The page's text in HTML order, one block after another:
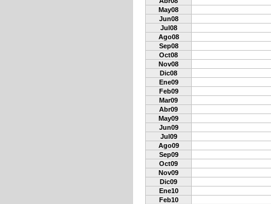
May08
Jun08
Jul08
Ago08
Sep08
Oct08
Nov08
Dic08
Ene09
Feb09
Mar09
Abr09
May09
Jun09
Jul09
Ago09
Sep09
Oct09
Nov09
Dic09
Ene10
Feb10